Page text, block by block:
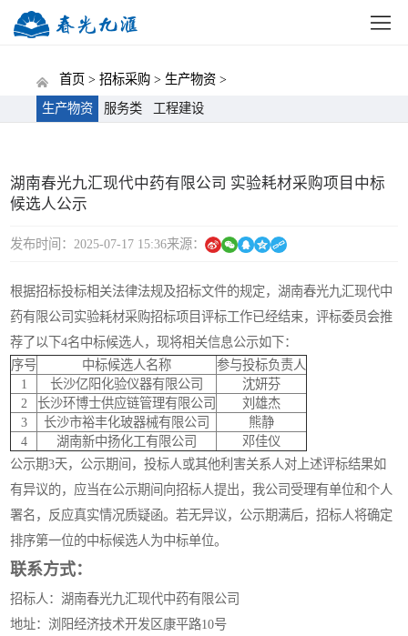
首页 > 招标采购 > 生产物资 >
生产物资
服务类 工程建设
湖南春光九汇现代中药有限公司 实验耗材采购项目中标
候选人公示
发布时间：2025-07-17 15:36来源：
根据招标投标相关法律法规及招标文件的规定，湖南春光九汇现代中
药有限公司实验耗材采购招标项目评标工作已经结束，评标委员会推
荐了以下4名中标候选人，现将相关信息公示如下：
序号
中标候选人名称
参与投标负责人
1
长沙亿阳化验仪器有限公司
沈妍芬
2
长沙环博士供应链管理有限公司
刘雄杰
3
长沙市裕丰化玻器械有限公司
熊静
4
湖南新中扬化工有限公司
邓佳仪
公示期3天，公示期间，投标人或其他利害关系人对上述评标结果如
有异议的，应当在公示期间向招标人提出，我公司受理有单位和个人
署名，反应真实情况质疑函。若无异议，公示期满后，招标人将确定
排序第一位的中标候选人为中标单位。
联系方式：
招标人：湖南春光九汇现代中药有限公司
地址：浏阳经济技术开发区康平路10号